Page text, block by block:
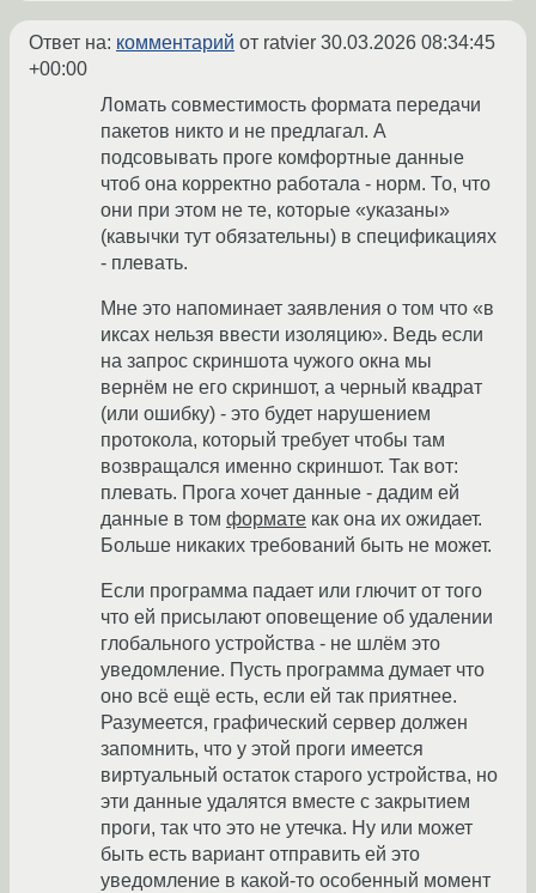
Ответ на: комментарий от ratvier 30.03.2026 08:34:45
+00:00
Ломать совместимость формата передачи
пакетов никто и не предлагал. А
подсовывать проге комфортные данные
чтоб она корректно работала - норм. То, что
они при этом не те, которые «указаны»
(кавычки тут обязательны) в спецификациях
- плевать.
Мне это напоминает заявления о том что «в
иксах нельзя ввести изоляцию». Ведь если
на запрос скриншота чужого окна мы
вернём не его скриншот, а черный квадрат
(или ошибку) - это будет нарушением
протокола, который требует чтобы там
возвращался именно скриншот. Так вот:
плевать. Прога хочет данные - дадим ей
данные в том формате как она их ожидает.
Больше никаких требований быть не может.
Если программа падает или глючит от того
что ей присылают оповещение об удалении
глобального устройства - не шлём это
уведомление. Пусть программа думает что
оно всё ещё есть, если ей так приятнее.
Разумеется, графический сервер должен
запомнить, что у этой проги имеется
виртуальный остаток старого устройства, но
эти данные удалятся вместе с закрытием
проги, так что это не утечка. Ну или может
быть есть вариант отправить ей это
уведомление в какой-то особенный момент